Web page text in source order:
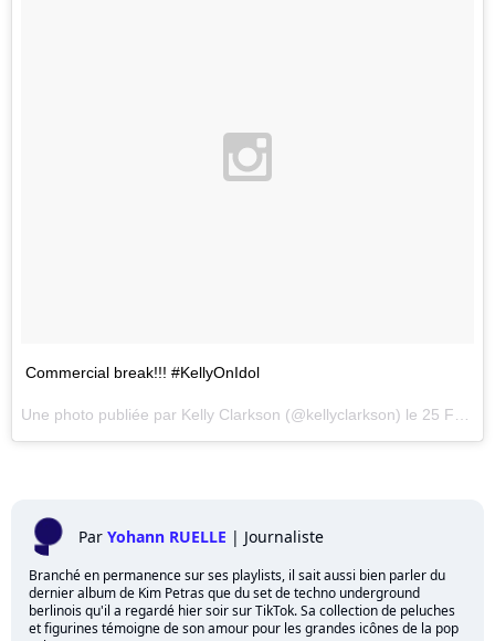
Commercial break!!! #KellyOnIdol
Une photo publiée par Kelly Clarkson (@kellyclarkson) le 25 Févr. 2016 à 18h12 PST
Par Yohann RUELLE | Journaliste
Branché en permanence sur ses playlists, il sait aussi bien parler du
dernier album de Kim Petras que du set de techno underground
berlinois qu'il a regardé hier soir sur TikTok. Sa collection de peluches
et figurines témoigne de son amour pour les grandes icônes de la pop